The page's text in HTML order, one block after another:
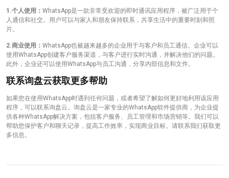
1.个人使用： WhatsApp是一款非常受欢迎的即时通讯应用程序，被广泛用于个
人通信和社交。用户可以与家人和朋友保持联系，共享生活中的重要时刻和照
片。
2.商业使用： WhatsApp也被越来越多的企业用于与客户和员工通信。企业可以
使用WhatsApp创建客户服务渠道，与客户进行实时沟通，并解决他们的问题。
此外，企业还可以使用WhatsApp与员工沟通，分享内部信息和文件。
联系询盘云获取更多帮助
如果您在使用WhatsApp时遇到任何问题，或者希望了解如何更好地利用该应用
程序，可以联系询盘云。询盘云是一家专业的WhatsApp软件提供商，为企业提
供各种WhatsApp解决方案，包括客户服务、员工管理和市场营销等。我们可以
帮助您保护客户和聊天记录，提高工作效率，实现商业目标。请联系我们获取更
多信息。